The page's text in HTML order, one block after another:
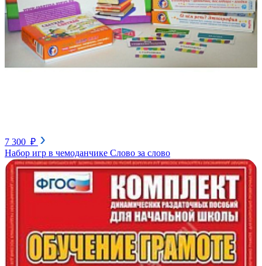
7 300 ₽
Набор игр в чемоданчике Слово за слово